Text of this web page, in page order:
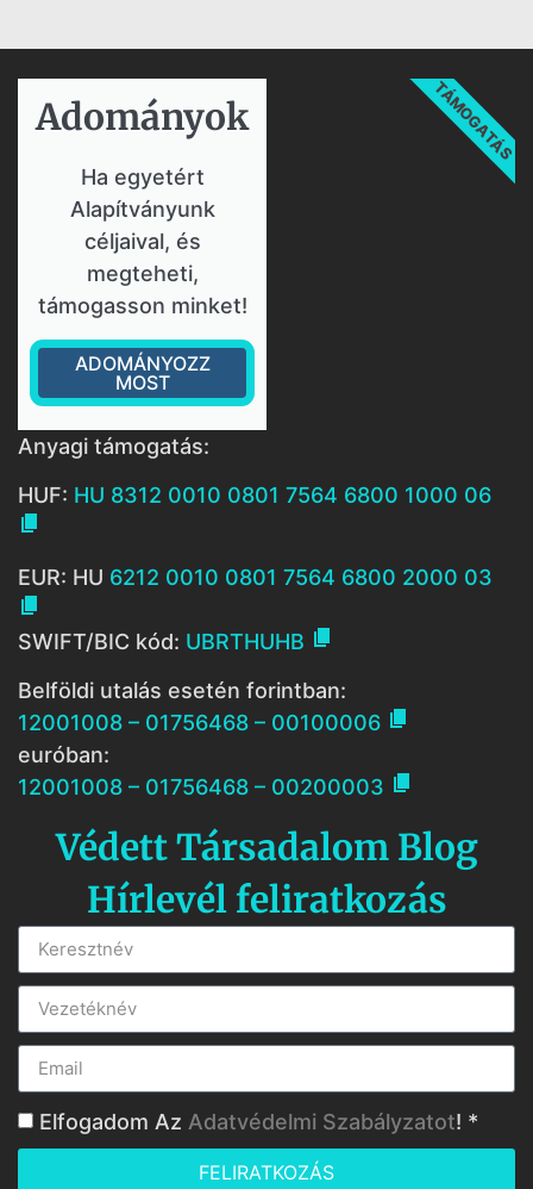
Adományok​
Ha egyetért
Alapítványunk
céljaival, és
megteheti,
támogasson minket!
ADOMÁNYOZZ
MOST
TÁMOGATÁS
Anyagi támogatás:
HUF: HU 8312 0010 0801 7564 6800 1000 06

EUR: HU 6212 0010 0801 7564 6800 2000 03

SWIFT/BIC kód: UBRTHUHB 
Belföldi utalás esetén forintban:
12001008 – 01756468 – 00100006 
euróban:
12001008 – 01756468 – 00200003 
Védett Társadalom Blog
Hírlevél feliratkozás
Elfogadom Az Adatvédelmi Szabályzatot! *
FELIRATKOZÁS